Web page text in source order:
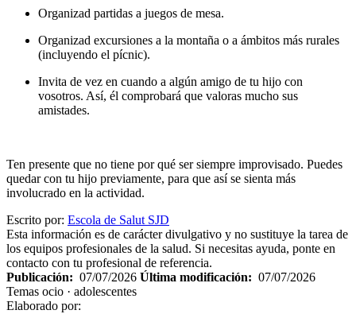
Organizad partidas a juegos de mesa.
Organizad excursiones a la montaña o a ámbitos más rurales
(incluyendo el pícnic).
Invita de vez en cuando a algún amigo de tu hijo con
vosotros. Así, él comprobará que valoras mucho sus
amistades.
Ten presente que no tiene por qué ser siempre improvisado. Puedes
quedar con tu hijo previamente, para que así se sienta más
involucrado en la actividad.
Escrito por: Escola de Salut SJD
Esta información es de carácter divulgativo y no sustituye la tarea de
los equipos profesionales de la salud. Si necesitas ayuda, ponte en
contacto con tu profesional de referencia.
Publicación: 07/07/2026 Última modificación: 07/07/2026
Temas ocio · adolescentes
Elaborado por: